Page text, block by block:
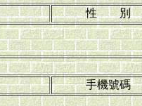
性 別
手機號碼